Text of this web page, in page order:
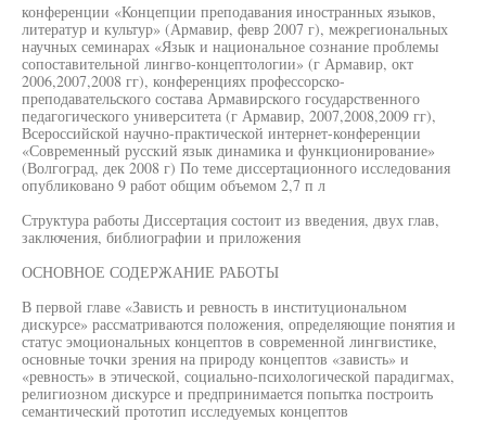
конференции «Концепции преподавания иностранных языков,
литератур и культур» (Армавир, февр 2007 г), межрегиональных
научных семинарах «Язык и национальное сознание проблемы
сопоставительной лингво-концептологии» (г Армавир, окт
2006,2007,2008 гг), конференциях профессорско-
преподавательского состава Армавирского государственного
педагогического университета (г Армавир, 2007,2008,2009 гг),
Всероссийской научно-практической интернет-конференции
«Современный русский язык динамика и функционирование»
(Волгоград, дек 2008 г) По теме диссертационного исследования
опубликовано 9 работ общим объемом 2,7 п л
Структура работы Диссертация состоит из введения, двух глав,
заключения, библиографии и приложения
ОСНОВНОЕ СОДЕРЖАНИЕ РАБОТЫ
В первой главе «Зависть и ревность в институциональном
дискурсе» рассматриваются положения, определяющие понятия и
статус эмоциональных концептов в современной лингвистике,
основные точки зрения на природу концептов «зависть» и
«ревность» в этической, социально-психологической парадигмах,
религиозном дискурсе и предпринимается попытка построить
семантический прототип исследуемых концептов